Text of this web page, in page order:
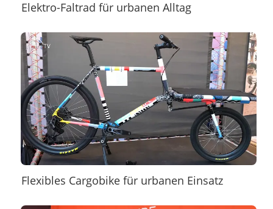
Elektro-Faltrad für urbanen Alltag
Flexibles Cargobike für urbanen Einsatz